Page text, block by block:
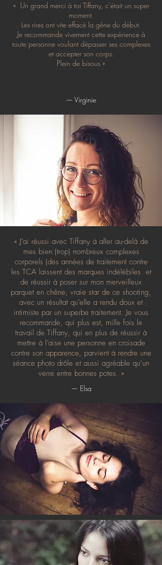
« Un grand merci à toi Tiffany, c'était un super
moment.
Les rires ont vite effacé la gêne du début.
Je recommande vivement cette expérience à
toute personne voulant dépasser ses complexes
et accepter son corps.
Plein de bisous »
— Virginie
« J’ai réussi avec Tiffany à aller au-delà de
mes bien (trop) nombreux complexes
corporels (des années de traitement contre
les TCA laissent des marques indélébiles et
de réussir à poser sur mon merveilleux
parquet en chêne, vraie star de ce shooting,
avec un résultat qu’elle a rendu doux et
intimiste par un superbe traitement. Je vous
recommande, qui plus est, mille fois le
travail de Tiffany, qui en plus de réussir à
mettre à l’aise une personne en croisade
contre son apparence, parvient à rendre une
séance photo drôle et aussi agréable qu’un
verre entre bonnes potes. »
— Elsa